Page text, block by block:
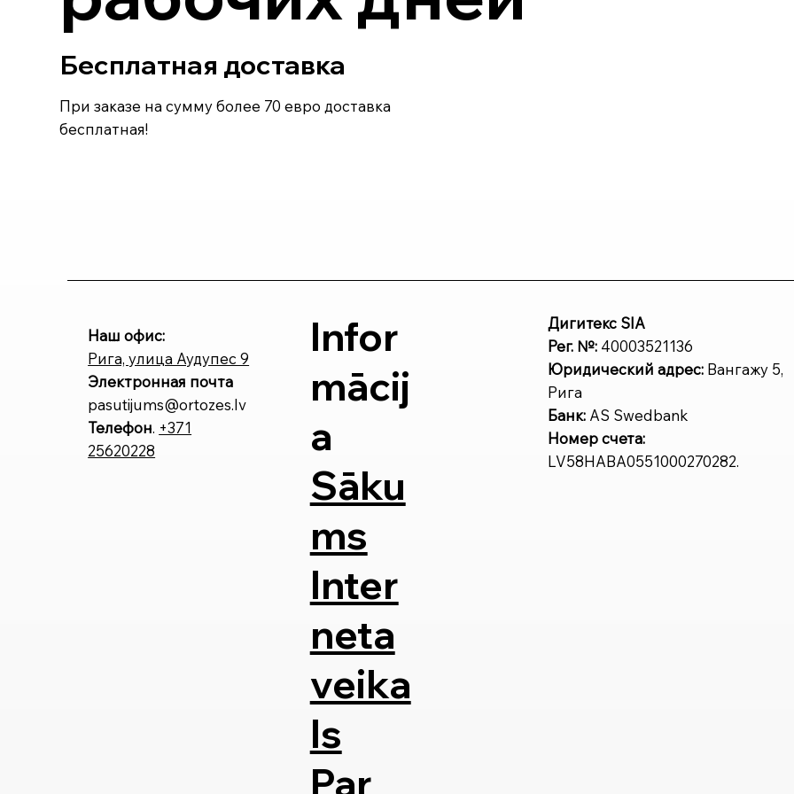
Бесплатная доставка
При заказе на сумму более 70 евро доставка
бесплатная!
Наш офис:
Рига, улица Аудупес 9
Электронная почта
pasutijums@ortozes.lv
Телефон. +371
25620228
Infor
mācij
a
Sāku
ms
Inter
neta
veika
ls
Par
Дигитекс SIA
Рег. №: 40003521136
Юридический адрес: Вангажу 5,
Рига
Банк: AS Swedbank
Номер счета:
LV58HABA0551000270282.